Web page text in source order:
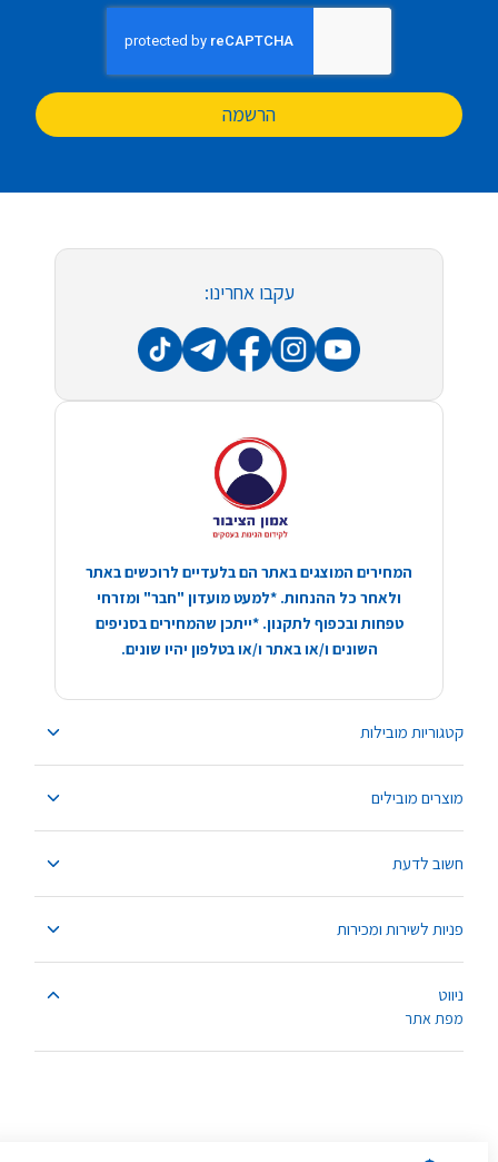
הרשמה
קטגוריות מובילות
מוצרים מובילים
חשוב לדעת
פניות לשירות ומכירות
ניווט
מפת אתר
עקבו אחרינו:
המחירים המוצגים באתר הם בלעדיים לרוכשים באתר
ולאחר כל ההנחות. *למעט מועדון "חבר" ומזרחי
טפחות ובכפוף לתקנון. *ייתכן שהמחירים בסניפים
השונים ו/או באתר ו/או בטלפון יהיו שונים.